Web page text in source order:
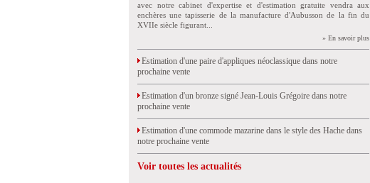
avec notre cabinet d'expertise et d'estimation gratuite vendra aux
enchères une tapisserie de la manufacture d'Aubusson de la fin du
XVIIe siècle figurant...
» En savoir plus
Estimation d'une paire d'appliques néoclassique dans notre
prochaine vente
Estimation d'un bronze signé Jean-Louis Grégoire dans notre
prochaine vente
Estimation d'une commode mazarine dans le style des Hache dans
notre prochaine vente
Voir toutes les actualités